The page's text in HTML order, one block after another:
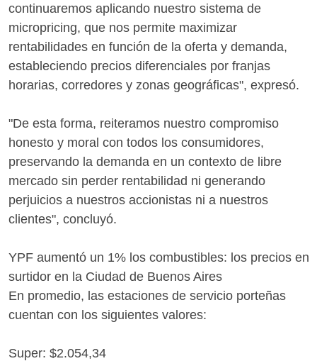
continuaremos aplicando nuestro sistema de
micropricing, que nos permite maximizar
rentabilidades en función de la oferta y demanda,
estableciendo precios diferenciales por franjas
horarias, corredores y zonas geográficas", expresó.
"De esta forma, reiteramos nuestro compromiso
honesto y moral con todos los consumidores,
preservando la demanda en un contexto de libre
mercado sin perder rentabilidad ni generando
perjuicios a nuestros accionistas ni a nuestros
clientes", concluyó.
YPF aumentó un 1% los combustibles: los precios en
surtidor en la Ciudad de Buenos Aires
En promedio, las estaciones de servicio porteñas
cuentan con los siguientes valores:
Super: $2.054,34